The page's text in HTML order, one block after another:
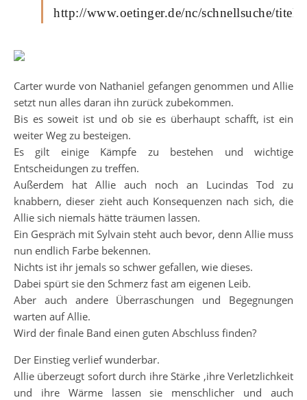
http://www.oetinger.de/nc/schnellsuche/
Carter wurde von Nathaniel gefangen genommen und Allie
setzt nun alles daran ihn zurück zubekommen.
Bis es soweit ist und ob sie es überhaupt schafft, ist ein
weiter Weg zu besteigen.
Es gilt einige Kämpfe zu bestehen und wichtige
Entscheidungen zu treffen.
Außerdem hat Allie auch noch an Lucindas Tod zu
knabbern, dieser zieht auch Konsequenzen nach sich, die
Allie sich niemals hätte träumen lassen.
Ein Gespräch mit Sylvain steht auch bevor, denn Allie muss
nun endlich Farbe bekennen.
Nichts ist ihr jemals so schwer gefallen, wie dieses.
Dabei spürt sie den Schmerz fast am eigenen Leib.
Aber auch andere Überraschungen und Begegnungen
warten auf Allie.
Wird der finale Band einen guten Abschluss finden?
Der Einstieg verlief wunderbar.
Allie überzeugt sofort durch ihre Stärke ,ihre Verletzlichkeit
und ihre Wärme lassen sie menschlicher und auch